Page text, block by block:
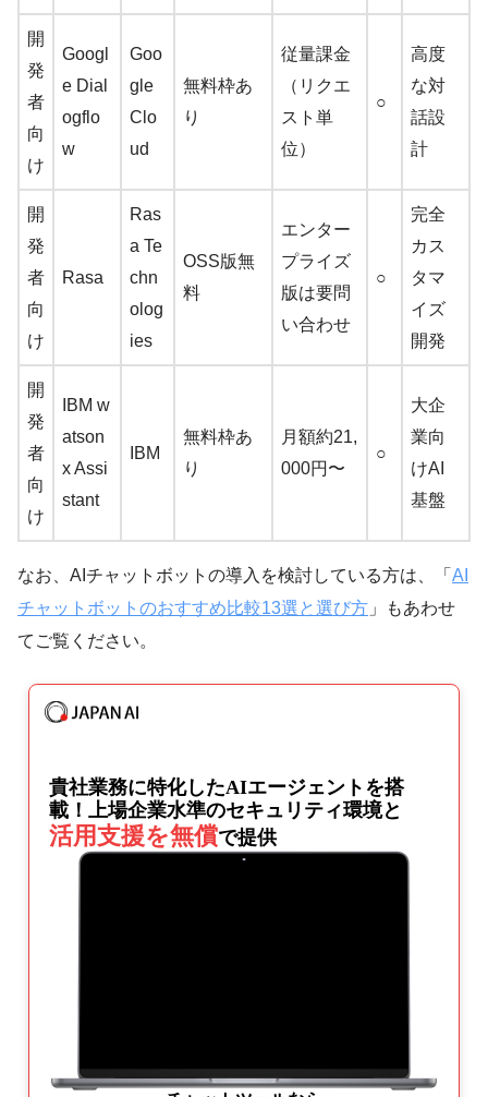
開
発
者
向
け
Googl
e Dial
ogflo
w
Goo
gle
Clo
ud
無料枠あ
り
従量課金
（リクエ
スト単
位）
○
高度
な対
話設
計
開
発
者
向
け
Rasa
Ras
a Te
chn
olog
ies
OSS版無
料
エンター
プライズ
版は要問
い合わせ
○
完全
カス
タマ
イズ
開発
開
発
者
向
け
IBM w
atson
x Assi
stant
IBM
無料枠あ
り
月額約21,
000円〜
○
大企
業向
けAI
基盤
なお、AIチャットボットの導入を検討している方は、「 AI
チャットボットのおすすめ比較13選と選び方 」もあわせ
てご覧ください。
貴社業務に特化したAIエージェントを搭
載！
上場企業水準のセキュリティ環境と
活用支援を無償で提供